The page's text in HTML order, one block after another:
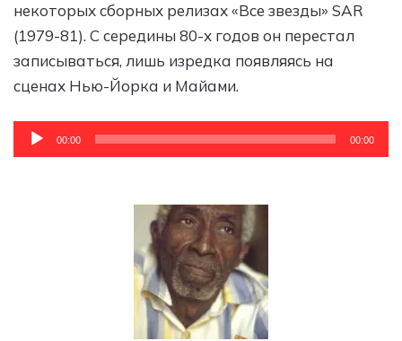
некоторых сборных релизах «Все звезды» SAR
(1979-81). С середины 80-х годов он перестал
записываться, лишь изредка появляясь на
сценах Нью-Йорка и Майами.
Аудиоплеер
00:00 00:00